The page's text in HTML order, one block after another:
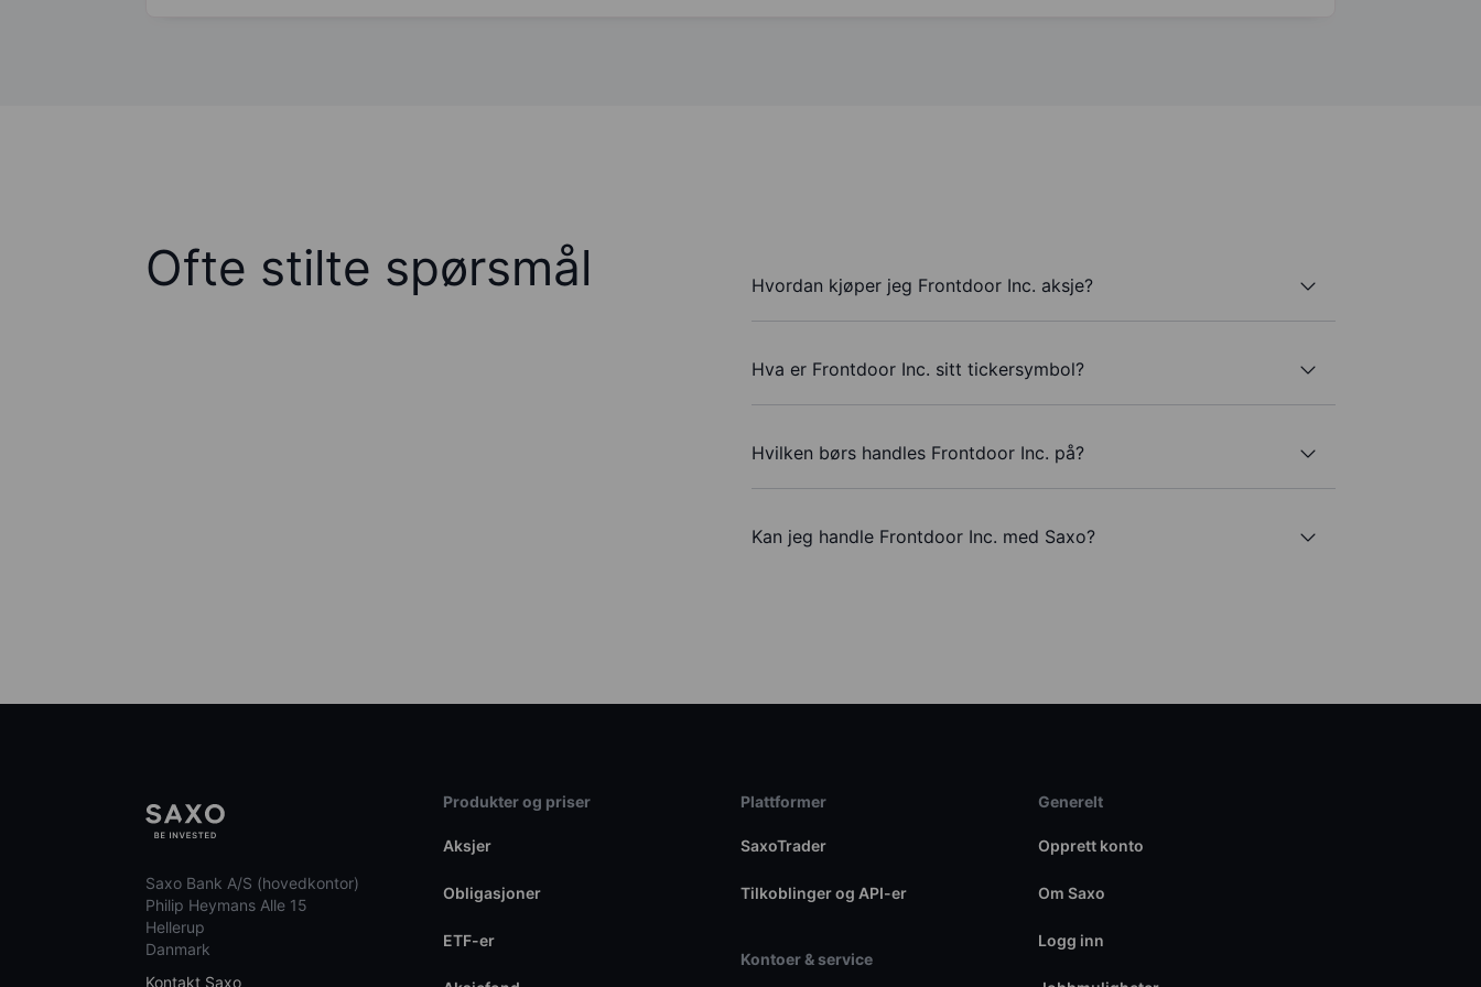
Ofte stilte spørsmål Hvordan kjøper jeg Frontdoor Inc. aksje?
Hva er Frontdoor Inc. sitt tickersymbol?
Hvilken børs handles Frontdoor Inc. på?
Kan jeg handle Frontdoor Inc. med Saxo?
Saxo Bank A/S (hovedkontor)
Philip Heymans Alle 15
Hellerup
Danmark
Kontakt Saxo
Produkter og priser
Aksjer
Obligasjoner
ETF-er
Plattformer
SaxoTrader
Tilkoblinger og API-er
Kontoer & service
Generelt
Opprett konto
Om Saxo
Logg inn